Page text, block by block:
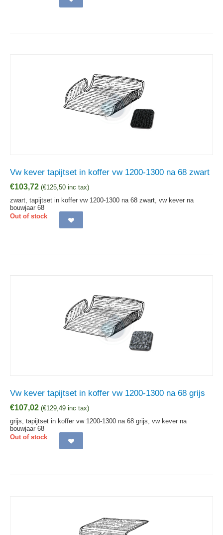
Vw kever tapijtset in koffer vw 1200-1300 na 68 zwart
€103,72 (€125,50 inc tax)
zwart, tapijtset in koffer vw 1200-1300 na 68 zwart, vw kever na
bouwjaar 68
Out of stock
Vw kever tapijtset in koffer vw 1200-1300 na 68 grijs
€107,02 (€129,49 inc tax)
grijs, tapijtset in koffer vw 1200-1300 na 68 grijs, vw kever na
bouwjaar 68
Out of stock